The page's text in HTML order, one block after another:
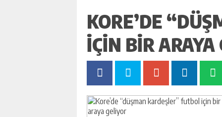
KORE’DE
IÇIN BIR ARAYA